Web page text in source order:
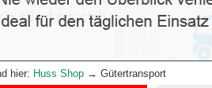
hier: Huss Shop → Gütertransport